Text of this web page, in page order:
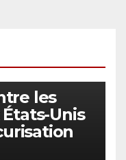
les
États-Unis